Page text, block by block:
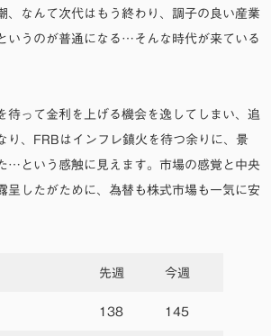
、なんて次代はもう終わり、調子の良い産業
いうのが普通になる…そんな時代が来ている
待って金利を上げる機会を逸してしまい、追
り、FRBはインフレ鎮火を待つ余りに、景
…という感触に見えます。市場の感覚と中央
呈したがために、為替も株式市場も一気に安
先週 今週
138 145